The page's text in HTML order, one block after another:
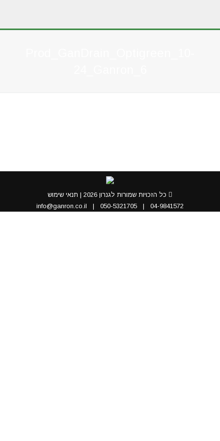
כל הזכויות שמורות לגנרון 2026 |
תנאי שימוש
04-9841572
|
050-5321705
|
info@ganron.co.il